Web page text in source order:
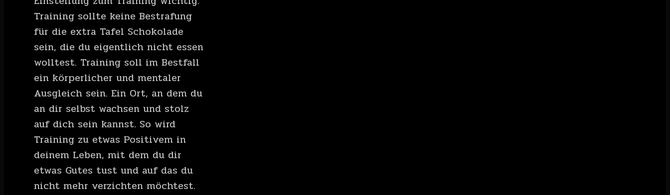
Training sollte keine Bestrafung
für die extra Tafel Schokolade
sein, die du eigentlich nicht essen
wolltest. Training soll im Bestfall
ein körperlicher und mentaler
Ausgleich sein. Ein Ort, an dem du
an dir selbst wachsen und stolz
auf dich sein kannst. So wird
Training zu etwas Positivem in
deinem Leben, mit dem du dir
etwas Gutes tust und auf das du
nicht mehr verzichten möchtest.